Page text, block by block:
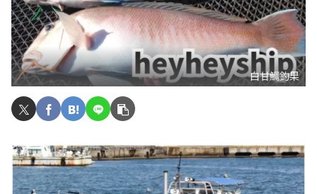
白甘鯛釣果